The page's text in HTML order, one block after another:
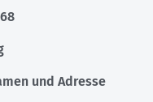
und Adresse